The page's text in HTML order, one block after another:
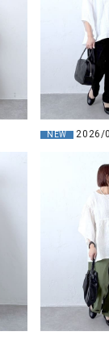
G-
GAIMO
ICHI（
ILIMA
NEW 2026/